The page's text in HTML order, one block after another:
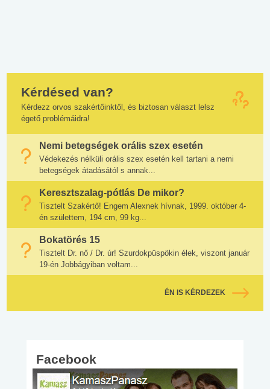
Kérdésed van?
Kérdezz orvos szakértőinktől, és biztosan választ lelsz
égető problémáidra!
Nemi betegségek orális szex esetén
Védekezés nélküli orális szex esetén kell tartani a nemi
betegségek átadásától s annak...
Keresztszalag-pótlás De mikor?
Tisztelt Szakértő! Engem Alexnek hívnak, 1999. október 4-
én születtem, 194 cm, 99 kg...
Bokatörés 15
Tisztelt Dr. nő / Dr. úr! Szurdokpüspökin élek, viszont január
19-én Jobbágyiban voltam...
ÉN IS KÉRDEZEK
Facebook